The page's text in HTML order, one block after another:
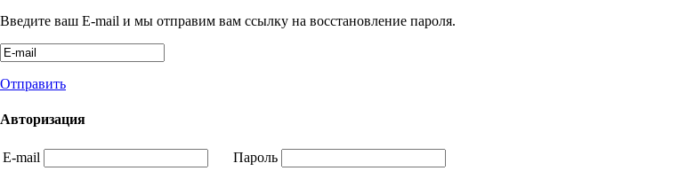
Введите ваш E-mail и мы отправим вам ссылку на восстановление пароля.
Отправить
Авторизация
E-mail
Пароль